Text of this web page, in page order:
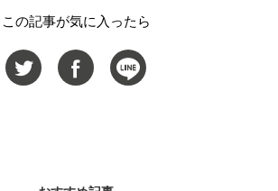
この記事が気に入ったら